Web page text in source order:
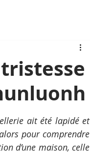
ait été lapidé et
pour comprendre
d’une maison, celle